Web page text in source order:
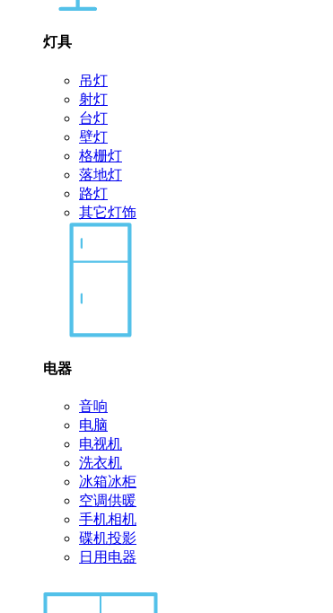
灯具
吊灯
射灯
台灯
壁灯
格栅灯
落地灯
路灯
其它灯饰
电器
音响
电脑
电视机
洗衣机
冰箱冰柜
空调供暖
手机相机
碟机投影
日用电器